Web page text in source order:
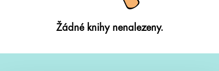
Žádné knihy nenalezeny.